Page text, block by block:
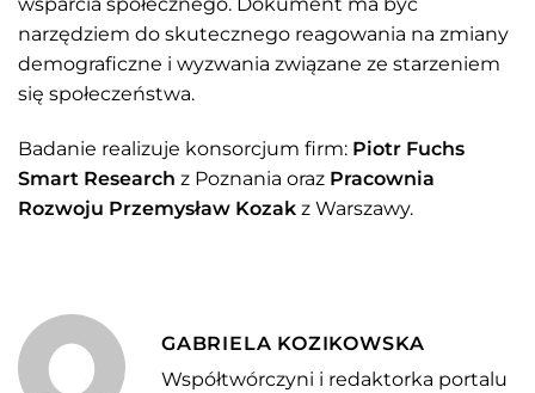
narzędziem do skutecznego reagowania na zmiany
demograficzne i wyzwania związane ze starzeniem
się społeczeństwa.
Badanie realizuje konsorcjum firm: Piotr Fuchs
Smart Research z Poznania oraz Pracownia
Rozwoju Przemysław Kozak z Warszawy.
GABRIELA KOZIKOWSKA
Współtwórczyni i redaktorka portalu